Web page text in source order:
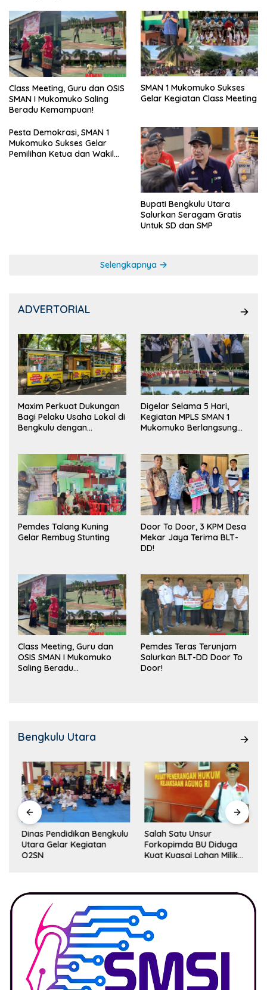
Class Meeting, Guru dan OSIS
SMAN I Mukomuko Saling
Beradu Kemampuan!
SMAN 1 Mukomuko Sukses
Gelar Kegiatan Class Meeting
Pesta Demokrasi, SMAN 1
Mukomuko Sukses Gelar
Pemilihan Ketua dan Wakil
Bupati Bengkulu Utara
Salurkan Seragam Gratis
Untuk SD dan SMP
Selengkapnya
ADVERTORIAL
Maxim Perkuat Dukungan
Bagi Pelaku Usaha Lokal di
Bengkulu dengan
Pasar
Digelar Selama 5 Hari,
Kegiatan MPLS SMAN 1
Mukomuko Berlangsung
Pemdes Talang Kuning
Gelar Rembug Stunting
Door To Door, 3 KPM Desa
Mekar Jaya Terima BLT-
DD!
Class Meeting, Guru dan
OSIS SMAN I Mukomuko
Saling Beradu
Pemdes Teras Terunjam
Salurkan BLT-DD Door To
Door!
Bengkulu Utara
Dinas Pendidikan Bengkulu
Utara Gelar Kegiatan
O2SN
Salah Satu Unsur
Forkopimda BU Diduga
Kuat Kuasai Lahan Milik